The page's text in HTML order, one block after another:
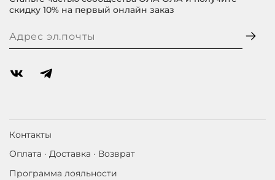
Контакты
Оплата · Доставка · Возврат
Программа лояльности
скидку 10% на первый онлайн заказ